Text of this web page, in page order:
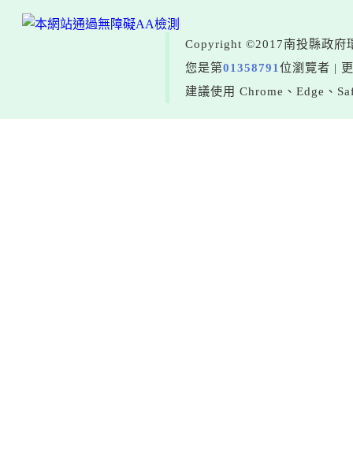
Copyright ©2017南投縣政府
您是第01358791 位瀏覽者 |
建議使用 Chrome、Edge、